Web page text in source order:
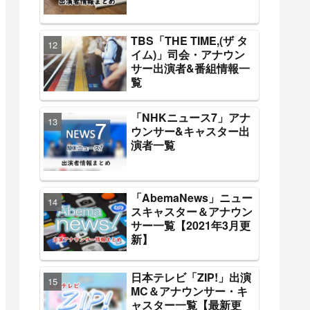
TBS「THE TIME,(ザ タ
イム)」司会・アナウン
サー出演者&番組情報一
覧
「NHKニュース7」アナ
ウンサー&キャスター出
演者一覧
「AbemaNews」ニュー
スキャスター＆アナウン
サー一覧【2021年3月更
新】
日本テレビ「ZIP!」出演
MC＆アナウンサー・キ
ャスター一覧【最新更